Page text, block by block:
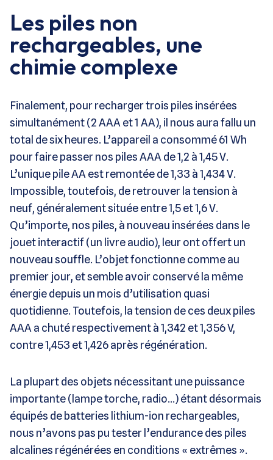
Les piles non
rechargeables, une
chimie complexe
Finalement, pour recharger trois piles insérées
simultanément (2 AAA et 1 AA), il nous aura fallu un
total de six heures. L’appareil a consommé 61 Wh
pour faire passer nos piles AAA de 1,2 à 1,45 V.
L’unique pile AA est remontée de 1,33 à 1,434 V.
Impossible, toutefois, de retrouver la tension à
neuf, généralement située entre 1,5 et 1,6 V.
Qu’importe, nos piles, à nouveau insérées dans le
jouet interactif (un livre audio), leur ont offert un
nouveau souffle. L’objet fonctionne comme au
premier jour, et semble avoir conservé la même
énergie depuis un mois d’utilisation quasi
quotidienne. Toutefois, la tension de ces deux piles
AAA a chuté respectivement à 1,342 et 1,356 V,
contre 1,453 et 1,426 après régénération.
La plupart des objets nécessitant une puissance
importante (lampe torche, radio…) étant désormais
équipés de batteries lithium-ion rechargeables,
nous n’avons pas pu tester l’endurance des piles
alcalines régénérées en conditions « extrêmes ».